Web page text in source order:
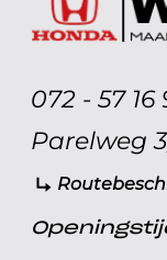
072 - 57 16
Parelweg